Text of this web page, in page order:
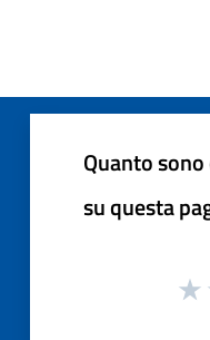
Quanto
su questa